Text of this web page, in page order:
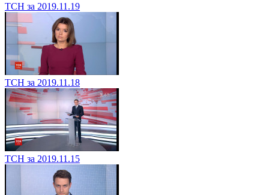
ТСН за 2019.11.19
ТСН за 2019.11.18
ТСН за 2019.11.15